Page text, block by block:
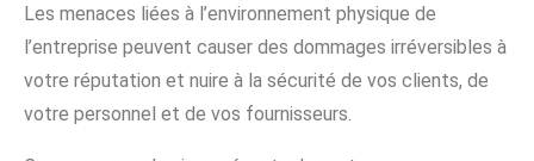
Les menaces liées à l’environnement physique de
l’entreprise peuvent causer des dommages irréversibles à
votre réputation et nuire à la sécurité de vos clients, de
votre personnel et de vos fournisseurs.